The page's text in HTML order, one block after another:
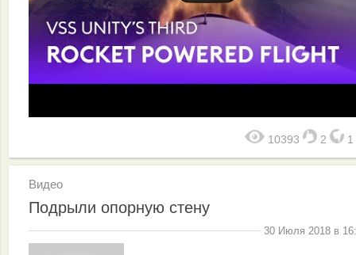
10393 2 1
Видео
Подрыли опорную стену
30 Июля 2018 в